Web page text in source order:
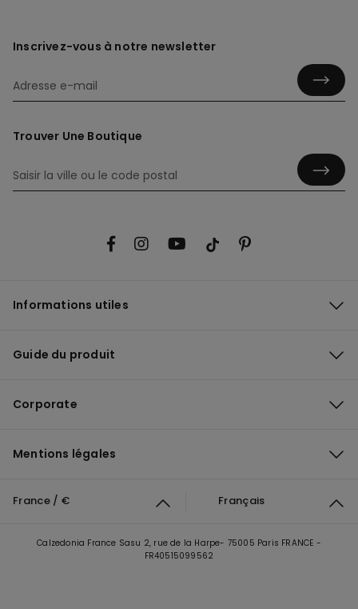
Inscrivez-vous à notre newsletter
Trouver Une Boutique
Informations utiles
Guide du produit
Corporate
Mentions légales
France / € Français
Calzedonia France Sasu 2, rue de la Harpe- 75005 Paris FRANCE -
FR40515099562